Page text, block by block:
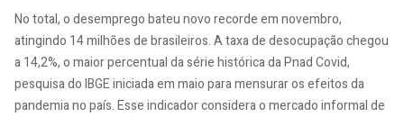
No total, o desemprego bateu novo recorde em novembro,
atingindo 14 milhões de brasileiros. A taxa de desocupação chegou
a 14,2%, o maior percentual da série histórica da Pnad Covid,
pesquisa do IBGE iniciada em maio para mensurar os efeitos da
pandemia no país. Esse indicador considera o mercado informal de